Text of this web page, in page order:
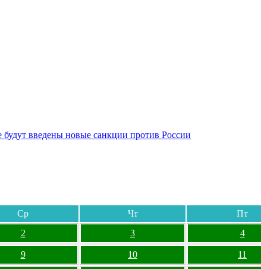
будут введены новые санкции против России
Ср Чт Пт
2 3 4
9 10 11